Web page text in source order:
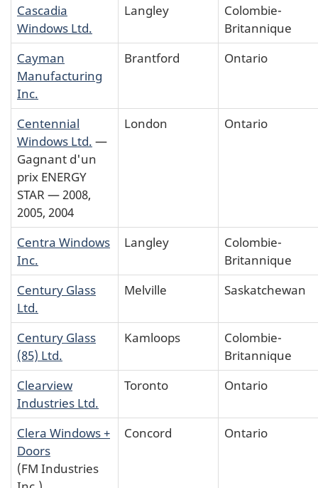
Cascadia
Windows Ltd.
Langley
Colombie-
Britannique
Cayman
Manufacturing
Inc.
Brantford Ontario
Centennial
Windows Ltd. —
Gagnant d'un
prix ENERGY
STAR — 2008,
2005, 2004
London Ontario
Centra Windows
Inc.
Langley
Colombie-
Britannique
Century Glass
Ltd.
Melville Saskatchewan
Century Glass
(85) Ltd.
Kamloops
Colombie-
Britannique
Clearview
Industries Ltd.
Toronto Ontario
Clera Windows +
Doors
(FM Industries
Concord Ontario